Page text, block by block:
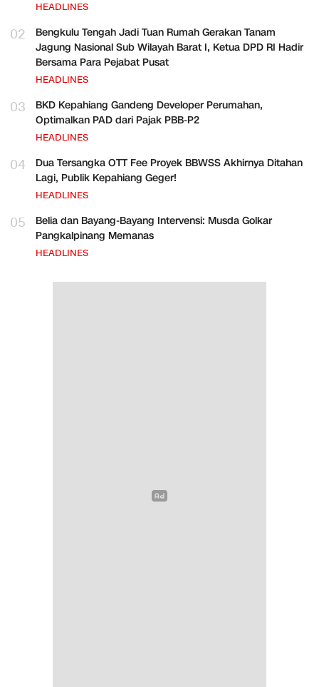
HEADLINES
02
Bengkulu Tengah Jadi Tuan Rumah Gerakan Tanam
Jagung Nasional Sub Wilayah Barat I, Ketua DPD RI Hadir
Bersama Para Pejabat Pusat
HEADLINES
03
BKD Kepahiang Gandeng Developer Perumahan,
Optimalkan PAD dari Pajak PBB-P2
HEADLINES
04
Dua Tersangka OTT Fee Proyek BBWSS Akhirnya Ditahan
Lagi, Publik Kepahiang Geger!
HEADLINES
05
Belia dan Bayang-Bayang Intervensi: Musda Golkar
Pangkalpinang Memanas
HEADLINES